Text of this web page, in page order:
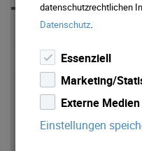
News 2025
News 2024
News 2023
News 2022
datenschutzrechtlichen
Datenschutz.
Essenziell
Marketing/
Externe Medien
Einstellungen